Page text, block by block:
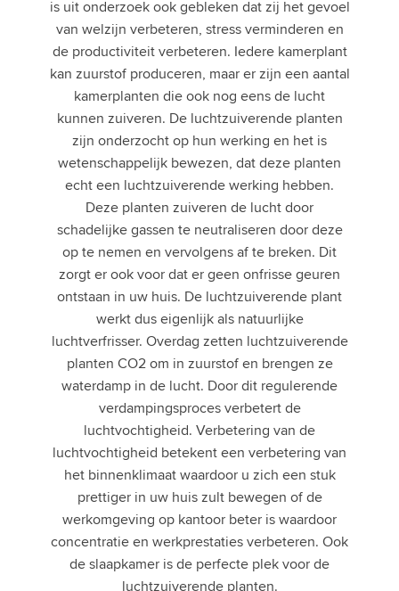
is uit onderzoek ook gebleken dat zij het gevoel
van welzijn verbeteren, stress verminderen en
de productiviteit verbeteren. Iedere kamerplant
kan zuurstof produceren, maar er zijn een aantal
kamerplanten die ook nog eens de lucht
kunnen zuiveren. De luchtzuiverende planten
zijn onderzocht op hun werking en het is
wetenschappelijk bewezen, dat deze planten
echt een luchtzuiverende werking hebben.
Deze planten zuiveren de lucht door
schadelijke gassen te neutraliseren door deze
op te nemen en vervolgens af te breken. Dit
zorgt er ook voor dat er geen onfrisse geuren
ontstaan in uw huis. De luchtzuiverende plant
werkt dus eigenlijk als natuurlijke
luchtverfrisser. Overdag zetten luchtzuiverende
planten CO2 om in zuurstof en brengen ze
waterdamp in de lucht. Door dit regulerende
verdampingsproces verbetert de
luchtvochtigheid. Verbetering van de
luchtvochtigheid betekent een verbetering van
het binnenklimaat waardoor u zich een stuk
prettiger in uw huis zult bewegen of de
werkomgeving op kantoor beter is waardoor
concentratie en werkprestaties verbeteren. Ook
de slaapkamer is de perfecte plek voor de
luchtzuiverende planten.